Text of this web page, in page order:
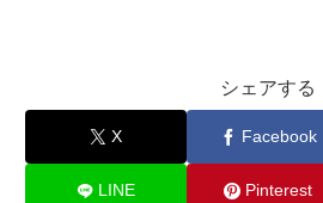
シェアする
X Facebook
LINE Pinterest